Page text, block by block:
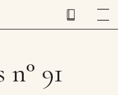
91